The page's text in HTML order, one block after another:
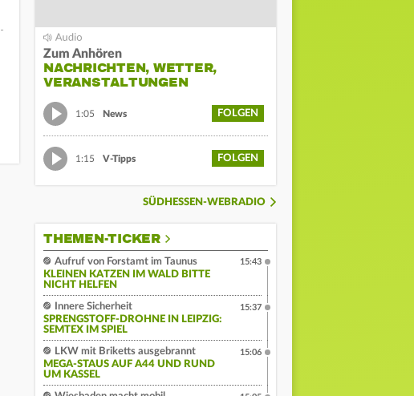
Zum Anhören
NACHRICHTEN, WETTER,
VERANSTALTUNGEN
1:05 News FOLGEN
1:15 V-Tipps FOLGEN
SÜDHESSEN-WEBRADIO
THEMEN-TICKER
Aufruf von Forstamt im Taunus
KLEINEN KATZEN IM WALD BITTE
NICHT HELFEN
15:43
Innere Sicherheit
SPRENGSTOFF-DROHNE IN LEIPZIG:
SEMTEX IM SPIEL
15:37
LKW mit Briketts ausgebrannt
MEGA-STAUS AUF A44 UND RUND
UM KASSEL
15:06